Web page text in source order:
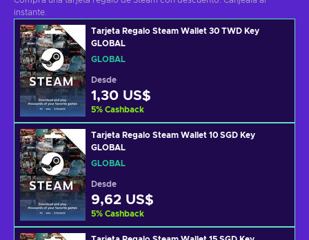
instante.
Tarjeta Regalo Steam Wallet 30 TWD Key
GLOBAL
GLOBAL
Desde
1,30 US$
5% Cashback
Tarjeta Regalo Steam Wallet 10 SGD Key
GLOBAL
GLOBAL
Desde
9,62 US$
5% Cashback